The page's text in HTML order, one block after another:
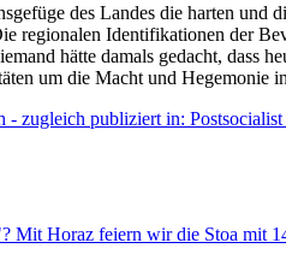
des Landes die harten
Identifikationen der
hätte damals gedacht, dass
um die Macht und Hegemonie
zugleich publiziert in:
Mit Horaz feiern wir die Stoa mit